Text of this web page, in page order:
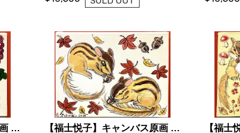
【福士悦子】キャンバス原画 「葡萄と栗鼠」 【福士悦子】キャンバス原画 「落ち葉とどんぐりとシマリスたち」